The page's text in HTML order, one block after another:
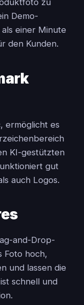
zu
Demo-
einer Minute
den Kunden.
ermöglicht es
KI-gestützten
gut
auch Logos.
and-Drop-
Foto hoch,
und lassen die
schnell und